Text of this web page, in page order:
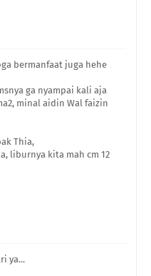
bermanfaat juga hehe
ga nyampai kali aja
minal aidin Wal faizin
Thia,
liburnya kita mah cm 12
ya...